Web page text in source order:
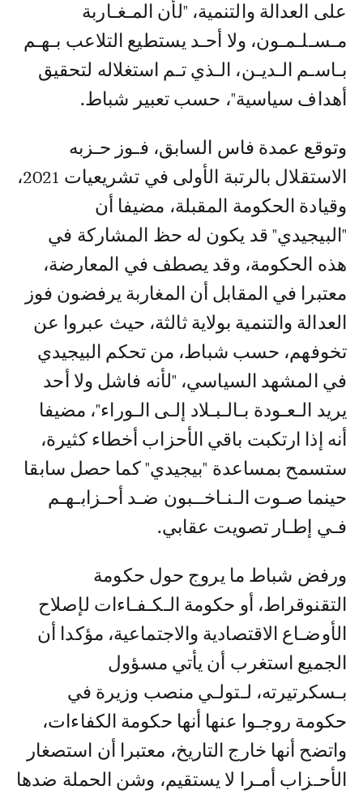
على العدالة والتنمية، "لأن المـغـاربة
مـسـلـمـون، ولا أحـد يستطيع التلاعب بـهـم
بـاسـم الـديـن، الـذي تـم استغلاله لتحقيق
أهداف سياسية"، حسب تعبير شباط.
وتوقع عمدة فاس السابق، فـوز حـزبه
الاستقلال بالرتبة الأولى في تشريعيات 2021،
وقيادة الحكومة المقبلة، مضيفا أن
"البيجيدي" قد يكون له حظ المشاركة في
هذه الحكومة، وقد يصطف في المعارضة،
معتبرا في المقابل أن المغاربة يرفضون فوز
العدالة والتنمية بولاية ثالثة، حيث عبروا عن
تخوفهم، حسب شباط، من تحكم البيجيدي
في المشهد السياسي، "لأنه فاشل ولا أحد
يريد الـعـودة بـالـبـلاد إلـى الـوراء"، مضيفا
أنه إذا ارتكبت باقي الأحزاب أخطاء كثيرة،
ستسمح بمساعدة "بيجيدي" كما حصل سابقا
حينما صـوت الـنـاخــبون ضـد أحـزابـهـم
فـي إطـار تصويت عقابي.
ورفض شباط ما يروج حول حكومة
التقنوقراط، أو حكومة الـكـفـاءات لإصلاح
الأوضـاع الاقتصادية والاجتماعية، مؤكدا أن
الجميع استغرب أن يأتي مسؤول
بـسكرتيرته، لـتولـي منصب وزيرة في
حكومة روجـوا عنها أنها حكومة الكفاءات،
واتضح أنها خارج التاريخ، معتبرا أن استصغار
الأحـزاب أمـرا لا يستقيم، وشن الحملة ضدها